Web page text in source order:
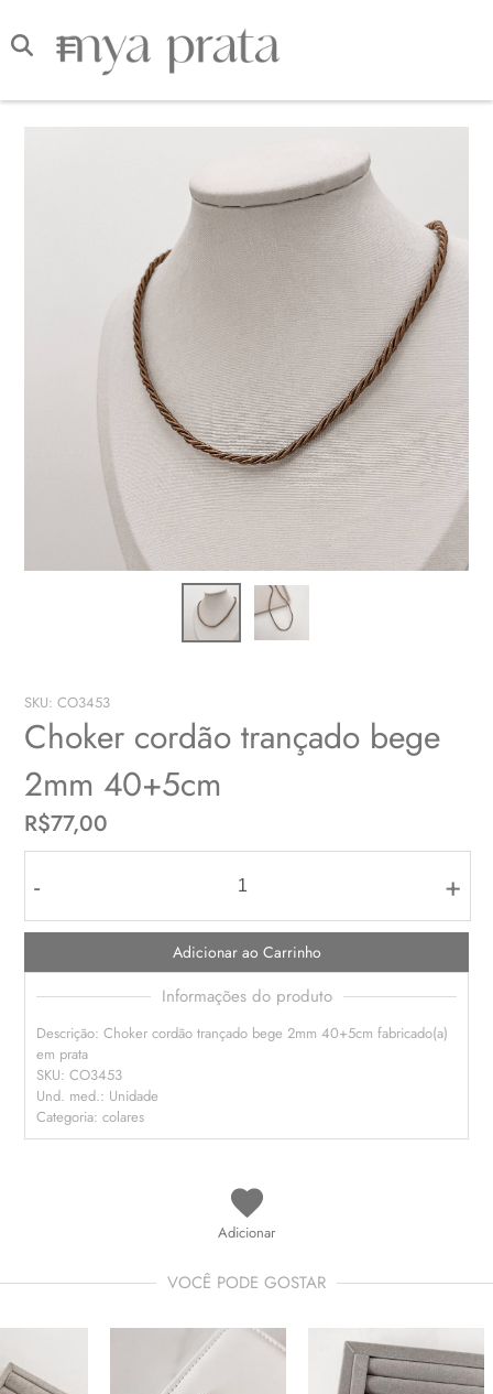
SKU: CO3453
Choker cordão trançado bege
2mm 40+5cm
R$77,00
- +
Adicionar ao Carrinho
Informações do produto
Descrição: Choker cordão trançado bege 2mm 40+5cm fabricado(a)
em prata
SKU: CO3453
Und. med.: Unidade
Categoria: colares
Adicionar
VOCÊ PODE GOSTAR